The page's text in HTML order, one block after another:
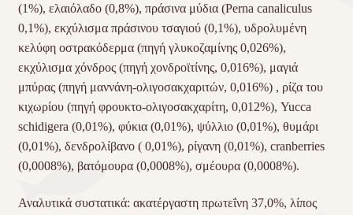
(1%), ελαιόλαδο (0,8%), πράσινα μύδια (Perna canaliculus
0,1%), εκχύλισμα πράσινου τσαγιού (0,1%), υδρολυμένη
κελύφη οστρακόδερμα (πηγή γλυκοζαμίνης 0,026%),
εκχύλισμα χόνδρος (πηγή χονδροϊτίνης, 0,016%), μαγιά
μπύρας (πηγή μαννάνη-ολιγοσακχαριτών, 0,016%) , ρίζα του
κιχωρίου (πηγή φρουκτο-ολιγοσακχαρίτη, 0,012%), Yucca
schidigera (0,01%), φύκια (0,01%), ψύλλιο (0,01%), θυμάρι
(0,01%), δενδρολίβανο ( 0,01%), ρίγανη (0,01%), cranberries
(0,0008%), βατόμουρα (0,0008%), σμέουρα (0,0008%).
Αναλυτικά συστατικά: ακατέργαστη πρωτεΐνη 37,0%, λίπος